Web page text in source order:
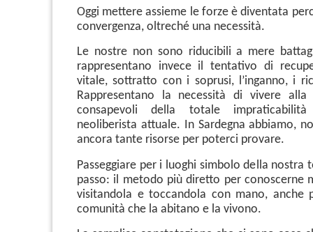
Oggi mettere assieme le forze è diventata
convergenza, oltreché una necessità.
Le nostre non sono riducibili a mere
rappresentano invece il tentativo di
vitale, sottratto con i soprusi, l’inganno, i
Rappresentano la necessità di vivere alla
consapevoli della totale
neoliberista attuale. In Sardegna abbiamo,
ancora tante risorse per poterci provare.
Passeggiare per i luoghi simbolo della nostra
passo: il metodo più diretto per conoscerne
visitandola e toccandola con mano, anche
comunità che la abitano e la vivono.